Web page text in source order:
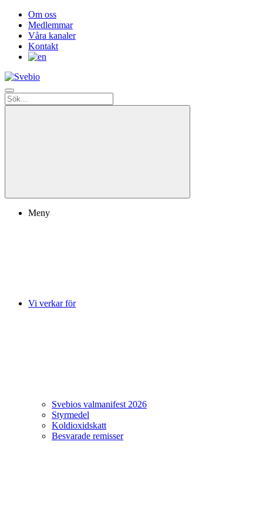
Om oss
Medlemmar
Våra kanaler
Kontakt
Meny
Vi verkar för
Svebios valmanifest 2026
Styrmedel
Koldioxidskatt
Besvarade remisser